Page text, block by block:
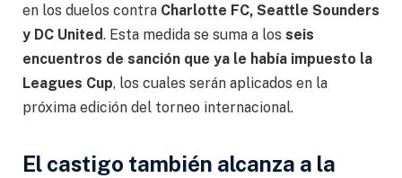
en los duelos contra Charlotte FC, Seattle Sounders
y DC United. Esta medida se suma a los seis
encuentros de sanción que ya le había impuesto la
Leagues Cup, los cuales serán aplicados en la
próxima edición del torneo internacional.
El castigo también alcanza a la